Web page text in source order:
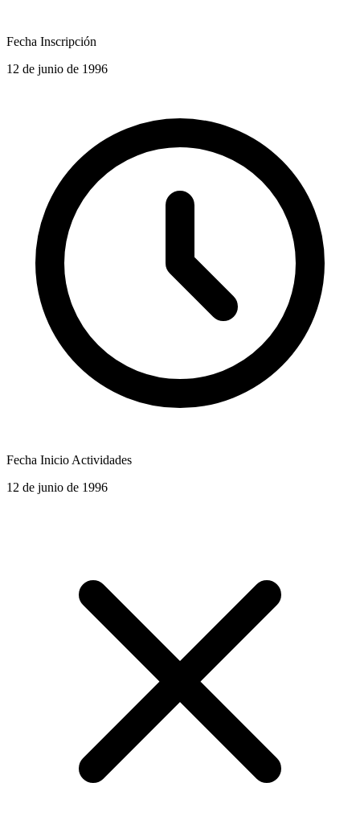
Fecha Inscripción
12 de junio de 1996
Fecha Inicio Actividades
12 de junio de 1996